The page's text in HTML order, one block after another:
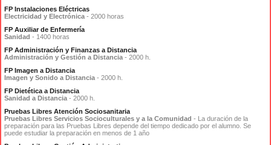
FP Instalaciones Eléctricas
Electricidad y Electrónica - 2000 horas
FP Auxiliar de Enfermería
Sanidad - 1400 horas
FP Administración y Finanzas a Distancia
Administración y Gestión a Distancia - 2000 h.
FP Imagen a Distancia
Imagen y Sonido a Distancia - 2000 h.
FP Dietética a Distancia
Sanidad a Distancia - 2000 h.
Pruebas Libres Atención Sociosanitaria
Pruebas Libres Servicios Socioculturales y a la Comunidad - La duración de la
preparación para las Pruebas Libres depende del tiempo dedicado por el alumno. Se
puede estudiar la preparación en menos de 1 año